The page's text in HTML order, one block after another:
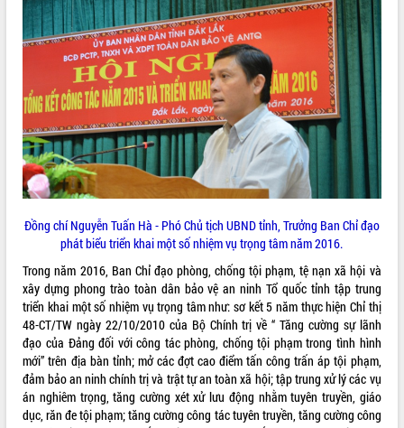
Ngành cá ngừ Đắk Lắk chủ động thích
ứng để giữ vững thị trường xuất khẩu
Diễn đàn Kinh tế tư nhân Việt Nam đột
phá cơ chế - Hợp tác công tư
Đề án 06 tạo bước ngoặt đột phá trong
cải cách hành chính tỉnh Đắk Lắk
Kết nối tour, đẩy mạnh chuyển đổi số
để phát triển du lịch Đắk Lắk
Khởi động Dự án Đầu tư xây dựng hạ
tầng kỹ thuật Cụm công nghiệp Tân
Gặp mặt các cơ quan báo chí nhân Kỷ
niệm 101 năm Ngày Báo chí Cách
mạng Việt Nam
Đắk Lắk sơ kết 4 năm triển khai thực
hiện Đề án 06 của Chính phủ
Họp báo thông tin về Hội nghị Công bố
Quy hoạch và Xúc tiến đầu tư tỉnh Đắk
Lắk
Khơi thông điểm nghẽn, đẩy nhanh
giải ngân vốn khắc phục thiên tai
Đồng chí Nguyễn Tuấn Hà - Phó Chủ tịch UBND tỉnh, Trưởng Ban Chỉ đạo
phát biểu triển khai một số nhiệm vụ trọng tâm năm 2016.
Trong năm 2016, Ban Chỉ đạo phòng, chống tội phạm, tệ nạn xã hội và
xây dựng phong trào toàn dân bảo vệ an ninh Tổ quốc tỉnh tập trung
triển khai một số nhiệm vụ trọng tâm như: sơ kết 5 năm thực hiện Chỉ thị
48-CT/TW ngày 22/10/2010 của Bộ Chính trị về “ Tăng cường sự lãnh
đạo của Đảng đối với công tác phòng, chống tội phạm trong tình hình
mới” trên địa bàn tỉnh; mở các đợt cao điểm tấn công trấn áp tội phạm,
đảm bảo an ninh chính trị và trật tự an toàn xã hội; tập trung xử lý các vụ
án nghiêm trọng, tăng cường xét xử lưu động nhằm tuyên truyền, giáo
dục, răn đe tội phạm; tăng cường công tác tuyên truyền, tăng cường công